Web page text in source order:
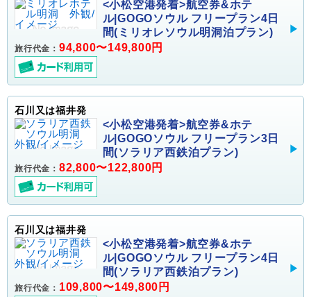
<小松空港発着>航空券&ホテ
ル|GOGOソウル フリープラン4日
間(ミリオレソウル明洞泊プラン)
旅行代金： 94,800〜149,800円
石川又は福井発
<小松空港発着>航空券&ホテ
ル|GOGOソウル フリープラン3日
間(ソラリア西鉄泊プラン)
旅行代金： 82,800〜122,800円
石川又は福井発
<小松空港発着>航空券&ホテ
ル|GOGOソウル フリープラン4日
間(ソラリア西鉄泊プラン)
旅行代金： 109,800〜149,800円